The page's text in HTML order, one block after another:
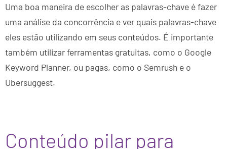
Uma boa maneira de escolher as palavras-chave é fazer
uma análise da concorrência e ver quais palavras-chave
eles estão utilizando em seus conteúdos. É importante
também utilizar ferramentas gratuitas, como o Google
Keyword Planner, ou pagas, como o Semrush e o
Ubersuggest.
Conteúdo pilar para